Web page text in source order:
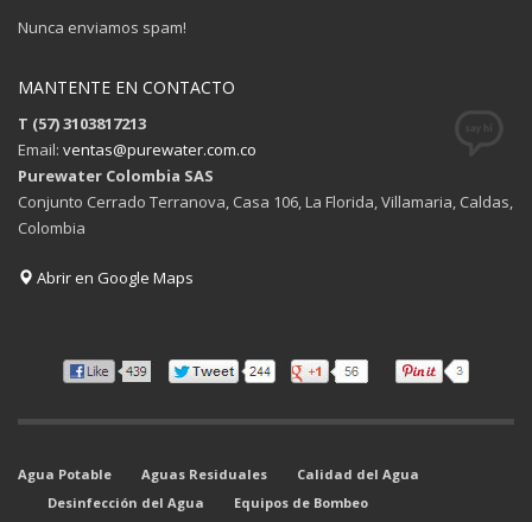
Nunca enviamos spam!
MANTENTE EN CONTACTO
T (57) 3103817213
Email: ventas@purewater.com.co
Purewater Colombia SAS
Conjunto Cerrado Terranova, Casa 106, La Florida, Villamaria, Caldas,
Colombia
Abrir en Google Maps
Agua Potable Aguas Residuales
Calidad del Agua
Desinfección del Agua
Equipos de Bombeo